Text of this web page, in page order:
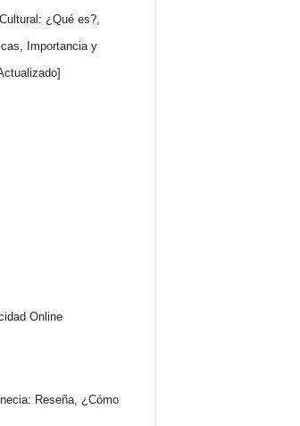
¿Qué es?,
Importancia y
Online
Reseña, ¿Cómo